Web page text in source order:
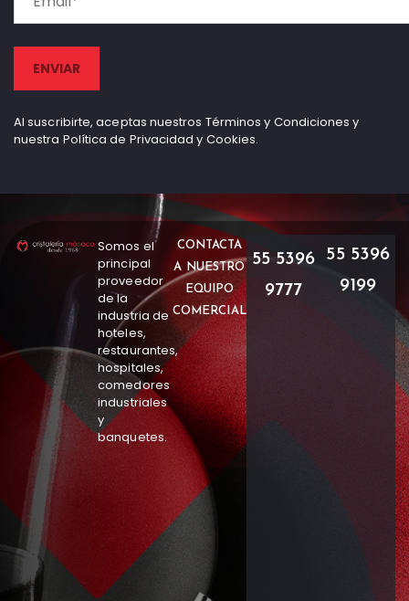
Al suscribirte, aceptas nuestros Términos y Condiciones y
nuestra Política de Privacidad y Cookies.
Somos el
principal
proveedor
de la
industria de
hoteles,
restaurantes,
hospitales,
comedores
industriales
y
banquetes.
CONTACTA
A NUESTRO
EQUIPO
COMERCIAL
55 5396
9777
55 5396
9199